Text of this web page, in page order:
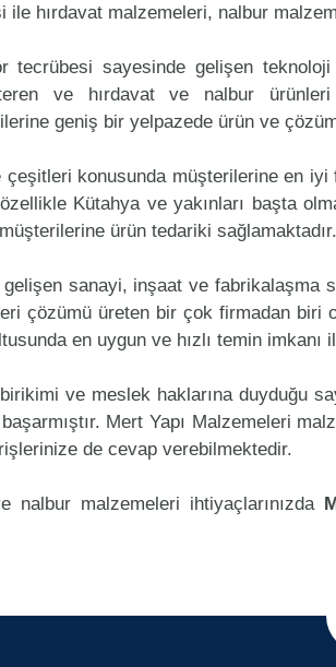
hırdavat malzemeleri, nalbur
tecrübesi sayesinde gelişen
ve hırdavat ve nalbur
geniş bir yelpazede ürün ve
çeşitleri konusunda müşterilerine en
Kütahya ve yakınları başta
ürün tedariki sağlamaktadır.
sanayi, inşaat ve fabrikalaşma
çözümü üreten bir çok firmadan biri
en uygun ve hızlı temin imkanı
ve meslek haklarına duyduğu
Mert Yapı Malzemeleri
de cevap verebilmektedir.
nalbur malzemeleri ihtiyaçlarınızda